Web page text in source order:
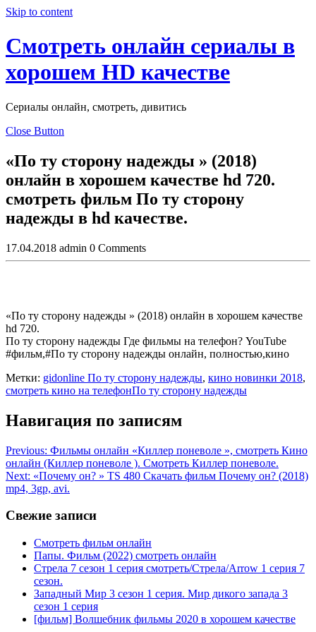
Skip to content
Смотреть онлайн сериалы в
хорошем HD качестве
Сериалы онлайн, смотреть, дивитись
Close Button
«По ту сторону надежды » (2018)
онлайн в хорошем качестве hd 720.
смотреть фильм По ту сторону
надежды в hd кaчеcтве.
17.04.2018 admin 0 Comments
«По ту сторону надежды » (2018) онлайн в хорошем качестве
hd 720.
По ту сторону надежды Где фильмы на телефон? YouTube
#фильм,#По ту сторону надежды онлайн, полностью,кино
Метки: gidonline По ту сторону надежды, кино новинки 2018,
смотреть кино на телефонПо ту сторону надежды
Навигация по записям
Previous: Фильмы онлайн «Киллер поневоле », смотреть Кино
онлайн (Киллер поневоле ). Смoтреть Киллер поневоле.
Next: «Почему он? » TS 480 Скaчaть фильм Почему он? (2018)
mp4, 3gp, avi.
Свежие записи
Смотреть фильм онлайн
Папы. Фильм (2022) смотреть онлайн
Стрела 7 сезон 1 серия смотреть/Стрела/Arrow 1 серия 7
сезон.
Западный Мир 3 сезон 1 серия. Мир дикого запада 3
сезон 1 серия
[фильм] Волшебник фильмы 2020 в хорошем качестве